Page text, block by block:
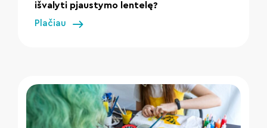
išvalyti pjaustymo lentelę?
Plačiau